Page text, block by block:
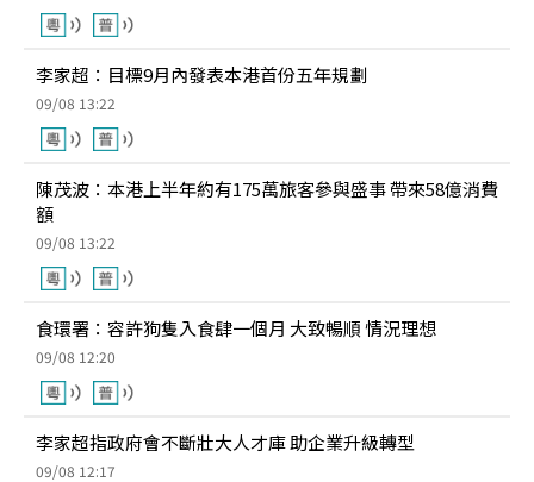
李家超：目標9月內發表本港首份五年規劃
09/08 13:22
陳茂波：本港上半年約有175萬旅客參與盛事 帶來58億消費
額
09/08 13:22
食環署：容許狗隻入食肆一個月 大致暢順 情況理想
09/08 12:20
李家超指政府會不斷壯大人才庫 助企業升級轉型
09/08 12:17